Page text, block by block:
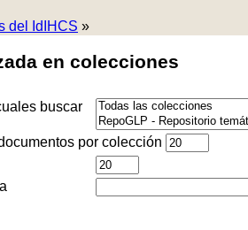
del IdIHCS »
en colecciones
buscar
por colección